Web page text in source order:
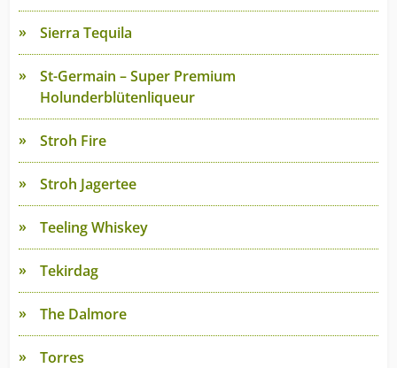
Sierra Tequila
St-Germain – Super Premium
Holunderblütenliqueur
Stroh Fire
Stroh Jagertee
Teeling Whiskey
Tekirdag
The Dalmore
Torres